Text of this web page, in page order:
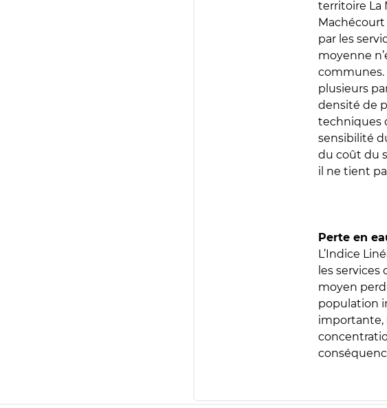
territoire La
Machécourt
par les
moyenne
communes.
plusieurs
densité de
techniques
sensibilité
du coût du
il ne tient
Perte en
L’Indice
les services
moyen
population
importante,